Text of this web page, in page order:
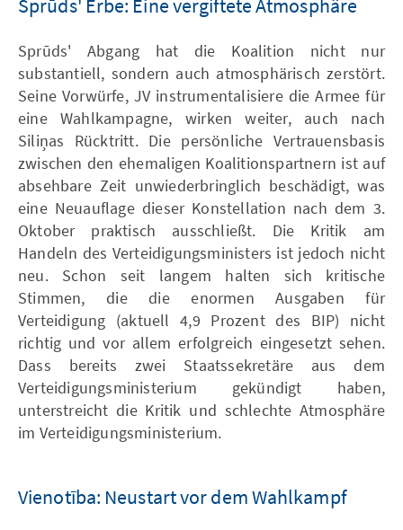
Sprūds' Erbe: Eine vergiftete Atmosphäre
Sprūds' Abgang hat die Koalition nicht nur
substantiell, sondern auch atmosphärisch zerstört.
Seine Vorwürfe, JV instrumentalisiere die Armee für
eine Wahlkampagne, wirken weiter, auch nach
Siliņas Rücktritt. Die persönliche Vertrauensbasis
zwischen den ehemaligen Koalitionspartnern ist auf
absehbare Zeit unwiederbringlich beschädigt, was
eine Neuauflage dieser Konstellation nach dem 3.
Oktober praktisch ausschließt. Die Kritik am
Handeln des Verteidigungsministers ist jedoch nicht
neu. Schon seit langem halten sich kritische
Stimmen, die die enormen Ausgaben für
Verteidigung (aktuell 4,9 Prozent des BIP) nicht
richtig und vor allem erfolgreich eingesetzt sehen.
Dass bereits zwei Staatssekretäre aus dem
Verteidigungsministerium gekündigt haben,
unterstreicht die Kritik und schlechte Atmosphäre
im Verteidigungsministerium.
Vienotība: Neustart vor dem Wahlkampf